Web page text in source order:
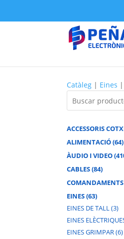
Catàleg | Eines
ACCESSORIS
ALIMENTACIÓ (64)
ÀUDIO I VIDEO
CABLES (84)
EINES (63)
EINES DE TALL (3)
EINES
EINES GRIMPAR (6)